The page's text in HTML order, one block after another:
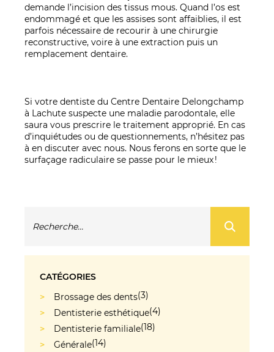
demande l’incision des tissus mous. Quand l’os est
endommagé et que les assises sont affaiblies, il est
parfois nécessaire de recourir à une chirurgie
reconstructive, voire à une extraction puis un
remplacement dentaire.
Si votre dentiste du Centre Dentaire Delongchamp
à Lachute suspecte une maladie parodontale, elle
saura vous prescrire le traitement approprié. En cas
d’inquiétudes ou de questionnements, n’hésitez pas
à en discuter avec nous. Nous ferons en sorte que le
surfaçage radiculaire se passe pour le mieux !
CATÉGORIES
Brossage des dents(3)
Dentisterie esthétique(4)
Dentisterie familiale(18)
Générale(14)